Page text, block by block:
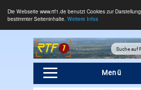
Die Webseite www.rtf1.de benutzt Cookies zur Darstellung
bestimmter Seiteninhalte. Weitere Infos
Menü